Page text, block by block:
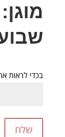
שבוע
בכדי לראות
שלח